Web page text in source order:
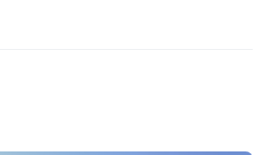
залишатимуться меншими
року життя і даватимуть
під час лактації.